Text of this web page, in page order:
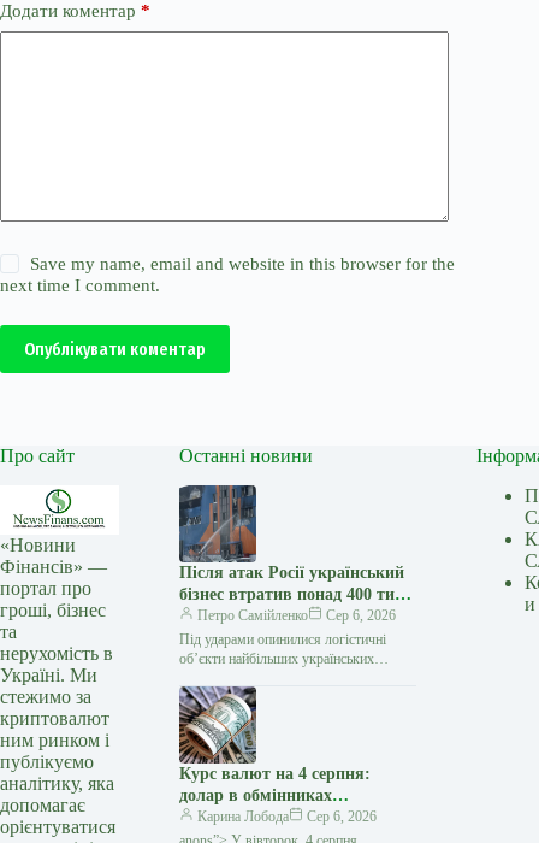
Додати коментар *
Save my name, email and website in this browser for the
next time I comment.
Опублікувати коментар
Про сайт
«Новини
Фінансів» —
портал про
гроші, бізнес
та
нерухомість в
Україні. Ми
стежимо за
криптовалют
ним ринком і
публікуємо
аналітику, яка
допомагає
орієнтуватися
Останні новини
Після атак Росії український
бізнес втратив понад 400 тис.
кв. м складів – Forbes
Петро Самійленко
Сер 6, 2026
Під ударами опинилися логістичні
об’єкти найбільших українських
повномасштабної війни російські атаки
знищили понад 400 тис. кв. м…
Курс валют на 4 серпня:
долар в обмінниках
подешевшав на 10 копійок —
Мінфін
Карина Лобода
Сер 6, 2026
и